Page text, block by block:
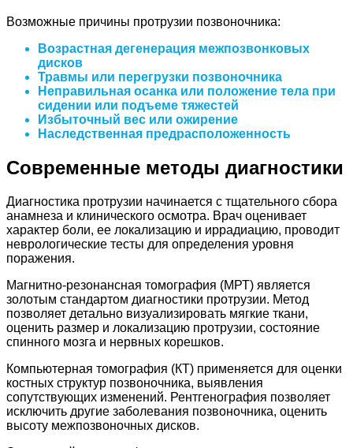
Возможные причины протрузии позвоночника:
Возрастная дегенерация межпозвонковых
дисков
Травмы или перегрузки позвоночника
Неправильная осанка или положение тела при
сидении или подъеме тяжестей
Избыточный вес или ожирение
Наследственная предрасположенность
Современные методы диагностики
Диагностика протрузии начинается с тщательного сбора
анамнеза и клинического осмотра. Врач оценивает
характер боли, ее локализацию и иррадиацию, проводит
неврологические тесты для определения уровня
поражения.
Магнитно-резонансная томография (МРТ) является
золотым стандартом диагностики протрузии. Метод
позволяет детально визуализировать мягкие ткани,
оценить размер и локализацию протрузии, состояние
спинного мозга и нервных корешков.
Компьютерная томография (КТ) применяется для оценки
костных структур позвоночника, выявления
сопутствующих изменений. Рентгенография позволяет
исключить другие заболевания позвоночника, оценить
высоту межпозвоночных дисков.